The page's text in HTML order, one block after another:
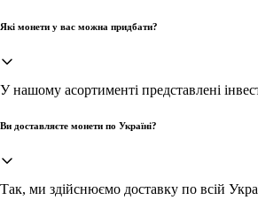
Які монети у вас можна придбати?
У нашому асортименті представлені
Ви доставляєте монети по Україні?
Так, ми здійснюємо доставку по всій